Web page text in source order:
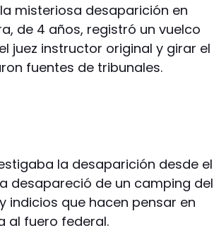
misteriosa desaparición en
de 4 años, registró un vuelco
juez instructor original y girar el
fuentes de tribunales.
la desaparición desde el
desapareció de un camping del
indicios que hacen pensar en
al fuero federal.